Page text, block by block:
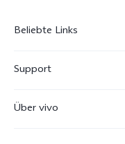
Beliebte Links
X300
Support
Über vivo